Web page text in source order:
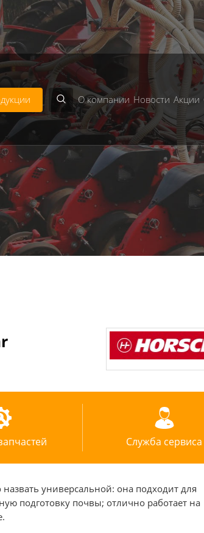
object given in/home/astra/public_html/
in /home/astra/public_html/
О компании Новости Акции
Служба сервиса
универсальной: она подходит для
подготовку почвы; отлично работает на